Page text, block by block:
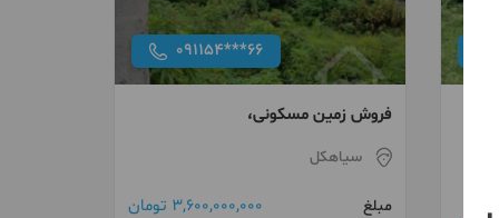
091154***66
فروش زمین مسکونی،
سیاهکل
مبلغ 3,600,000,000 تومان